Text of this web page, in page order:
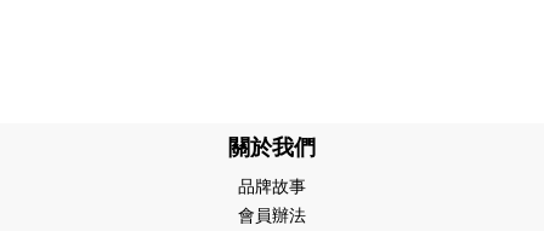
關於我們
品牌故事
會員辦法